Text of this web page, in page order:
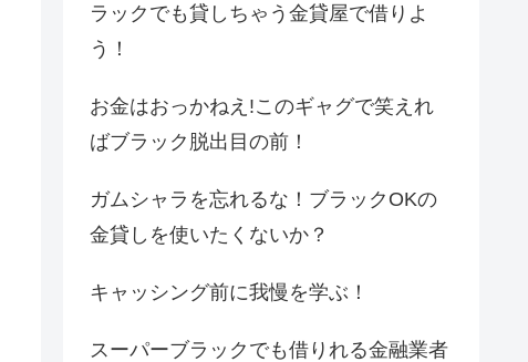
ラックでも貸しちゃう金貸屋で借りよ
う！
お金はおっかねえ!このギャグで笑えれ
ばブラック脱出目の前！
ガムシャラを忘れるな！ブラックOKの
金貸しを使いたくないか？
キャッシング前に我慢を学ぶ！
スーパーブラックでも借りれる金融業者